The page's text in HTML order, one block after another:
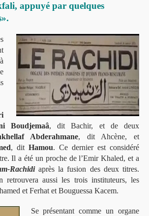
appuyé par quelques
Boudjemaâ, dit Bachir, et de deux
Abderahmane, dit Ahcène, et
, dit Hamou. Ce dernier est considéré
Il a été un proche de l’Emir Khaled, et a
Rachidiaprès la fusion des deux titres.
retrouvera aussi les trois instituteurs, les
et Ferhat et Bouguessa Kacem.
Se présentant comme un organe